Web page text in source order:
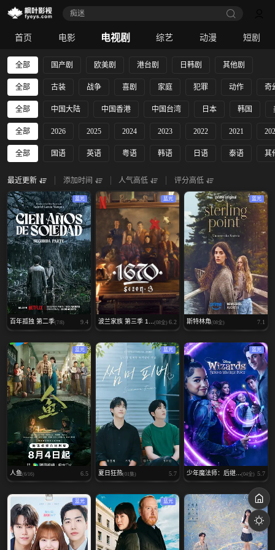
痴迷
首页 电影 电视剧 综艺 动漫 短剧
全部 国产剧 欧美剧 港台剧 日韩剧 其他剧
全部 古装 战争 喜剧 家庭 犯罪 动作 奇
全部 中国大陆 中国香港 中国台湾 日本 韩国
全部 2026 2025 2024 2023 2022 2021
全部 国语 英语 粤语 韩语 日语 泰语 其
最近更新 添加时间 人气高低 评分高低
蓝光
百年孤独 第二季(7/8) 9.4
蓝光
波兰家族 第三季 1...(08全) 6.2
蓝光
斯特林角(08全) 7.1
蓝光
人鱼(6/16) 6.5
蓝光
夏日狂热(01集) 5.7
蓝光
少年魔法师：后继... (04全) 5.7
蓝光 蓝光